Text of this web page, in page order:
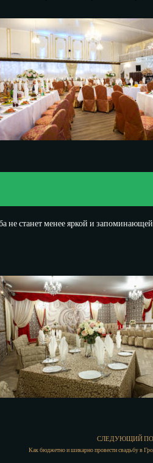
не станет менее яркой и
СЛЕДУЮЩИЙ
Как бюджетно и шикарно провести свадьбу в